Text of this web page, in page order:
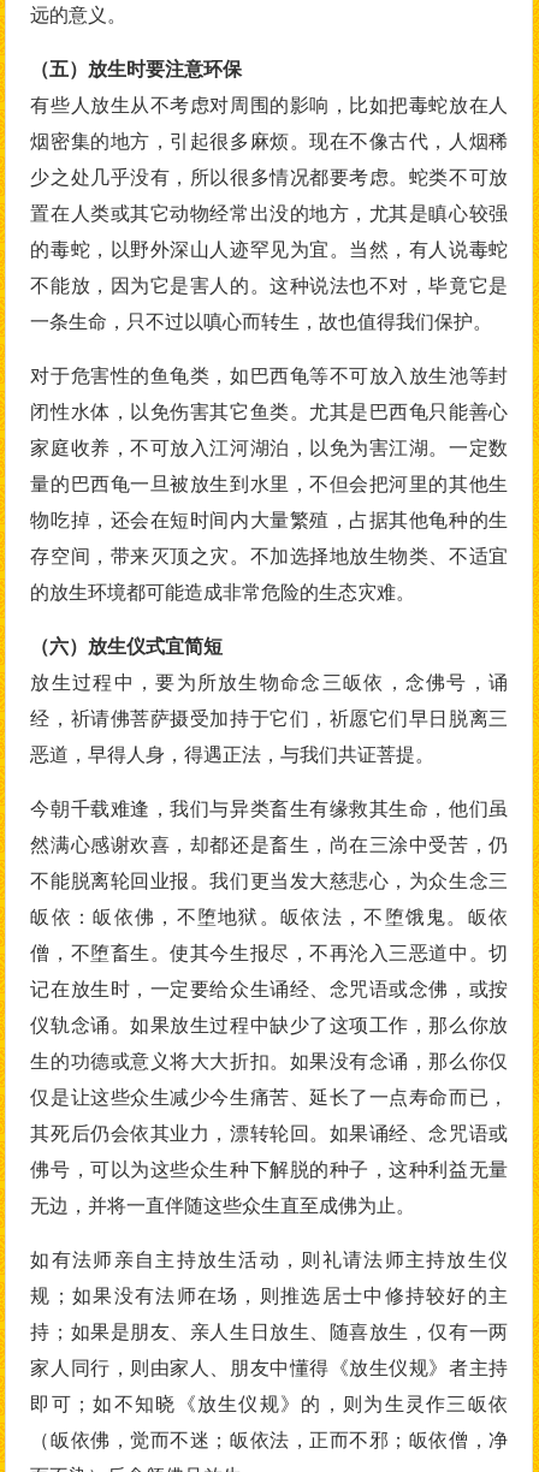
远的意义。
（五）放生时要注意环保
有些人放生从不考虑对周围的影响，比如把毒蛇放在人
烟密集的地方，引起很多麻烦。现在不像古代，人烟稀
少之处几乎没有，所以很多情况都要考虑。蛇类不可放
置在人类或其它动物经常出没的地方，尤其是瞋心较强
的毒蛇，以野外深山人迹罕见为宜。当然，有人说毒蛇
不能放，因为它是害人的。这种说法也不对，毕竟它是
一条生命，只不过以嗔心而转生，故也值得我们保护。
对于危害性的鱼龟类，如巴西龟等不可放入放生池等封
闭性水体，以免伤害其它鱼类。尤其是巴西龟只能善心
家庭收养，不可放入江河湖泊，以免为害江湖。一定数
量的巴西龟一旦被放生到水里，不但会把河里的其他生
物吃掉，还会在短时间内大量繁殖，占据其他龟种的生
存空间，带来灭顶之灾。不加选择地放生物类、不适宜
的放生环境都可能造成非常危险的生态灾难。
（六）放生仪式宜简短
放生过程中，要为所放生物命念三皈依，念佛号，诵
经，祈请佛菩萨摄受加持于它们，祈愿它们早日脱离三
恶道，早得人身，得遇正法，与我们共证菩提。
今朝千载难逢，我们与异类畜生有缘救其生命，他们虽
然满心感谢欢喜，却都还是畜生，尚在三涂中受苦，仍
不能脱离轮回业报。我们更当发大慈悲心，为众生念三
皈依：皈依佛，不堕地狱。皈依法，不堕饿鬼。皈依
僧，不堕畜生。使其今生报尽，不再沦入三恶道中。切
记在放生时，一定要给众生诵经、念咒语或念佛，或按
仪轨念诵。如果放生过程中缺少了这项工作，那么你放
生的功德或意义将大大折扣。如果没有念诵，那么你仅
仅是让这些众生减少今生痛苦、延长了一点寿命而已，
其死后仍会依其业力，漂转轮回。如果诵经、念咒语或
佛号，可以为这些众生种下解脱的种子，这种利益无量
无边，并将一直伴随这些众生直至成佛为止。
如有法师亲自主持放生活动，则礼请法师主持放生仪
规；如果没有法师在场，则推选居士中修持较好的主
持；如果是朋友、亲人生日放生、随喜放生，仅有一两
家人同行，则由家人、朋友中懂得《放生仪规》者主持
即可；如不知晓《放生仪规》的，则为生灵作三皈依
（皈依佛，觉而不迷；皈依法，正而不邪；皈依僧，净